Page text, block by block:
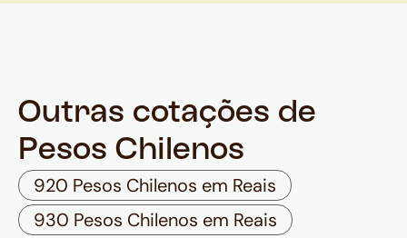
Outras cotações de
Pesos Chilenos
920 Pesos Chilenos em Reais
930 Pesos Chilenos em Reais